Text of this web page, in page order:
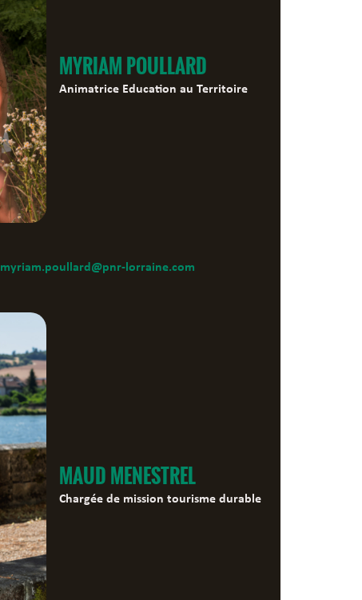
MYRIAM POULLARD
Animatrice Education au Territoire
myriam.poullard@pnr-lorraine.com
MAUD MENESTREL
Chargée de mission tourisme durable